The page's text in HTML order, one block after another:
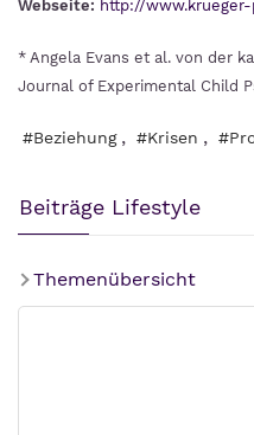
Webseite: http://www.krueger-
* Angela Evans et al. von der
Journal of Experimental Child
#Beziehung , #Krisen ,
Beiträge Lifestyle
Themenübersicht